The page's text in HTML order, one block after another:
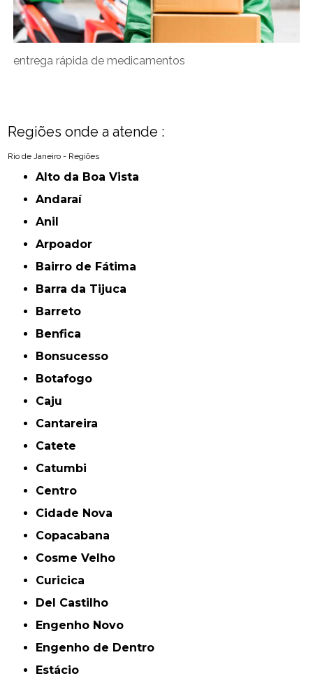
entrega rápida de medicamentos
Regiões onde a atende :
Rio de Janeiro - Regiões
Alto da Boa Vista
Andaraí
Anil
Arpoador
Bairro de Fátima
Barra da Tijuca
Barreto
Benfica
Bonsucesso
Botafogo
Caju
Cantareira
Catete
Catumbi
Centro
Cidade Nova
Copacabana
Cosme Velho
Curicica
Del Castilho
Engenho Novo
Engenho de Dentro
Estácio